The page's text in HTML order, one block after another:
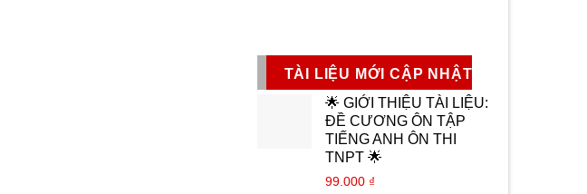
TÀI LIỆU MỚI CẬP NHẬT
🌟 GIỚI THIỆU TÀI LIỆU:
ĐỀ CƯƠNG ÔN TẬP
TIẾNG ANH ÔN THI
TNPT 🌟
99.000 ₫